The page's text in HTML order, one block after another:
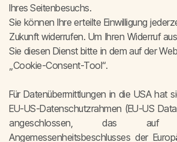
Ihres Seitenbesuchs.
Sie können Ihre erteilte Einwilligung
Zukunft widerrufen. Um Ihren Widerruf
Sie diesen Dienst bitte in dem auf der
„Cookie-Consent-Tool“.
Für Datenübermittlungen in die USA hat
EU-US-Datenschutzrahmen (EU-US
angeschlossen, das
Angemessenheitsbeschlusses der